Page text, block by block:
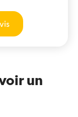
un